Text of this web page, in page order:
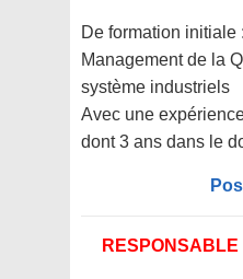
De formation initiale
Management de la
système industriels
Avec une
dont 3 ans dans le
RESPONSABLE